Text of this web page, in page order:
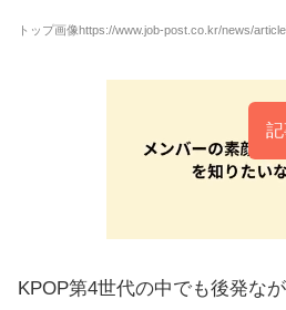
トップ画像https://www.job-post.co.kr/news/
KPOP第4世代の中でも後発な